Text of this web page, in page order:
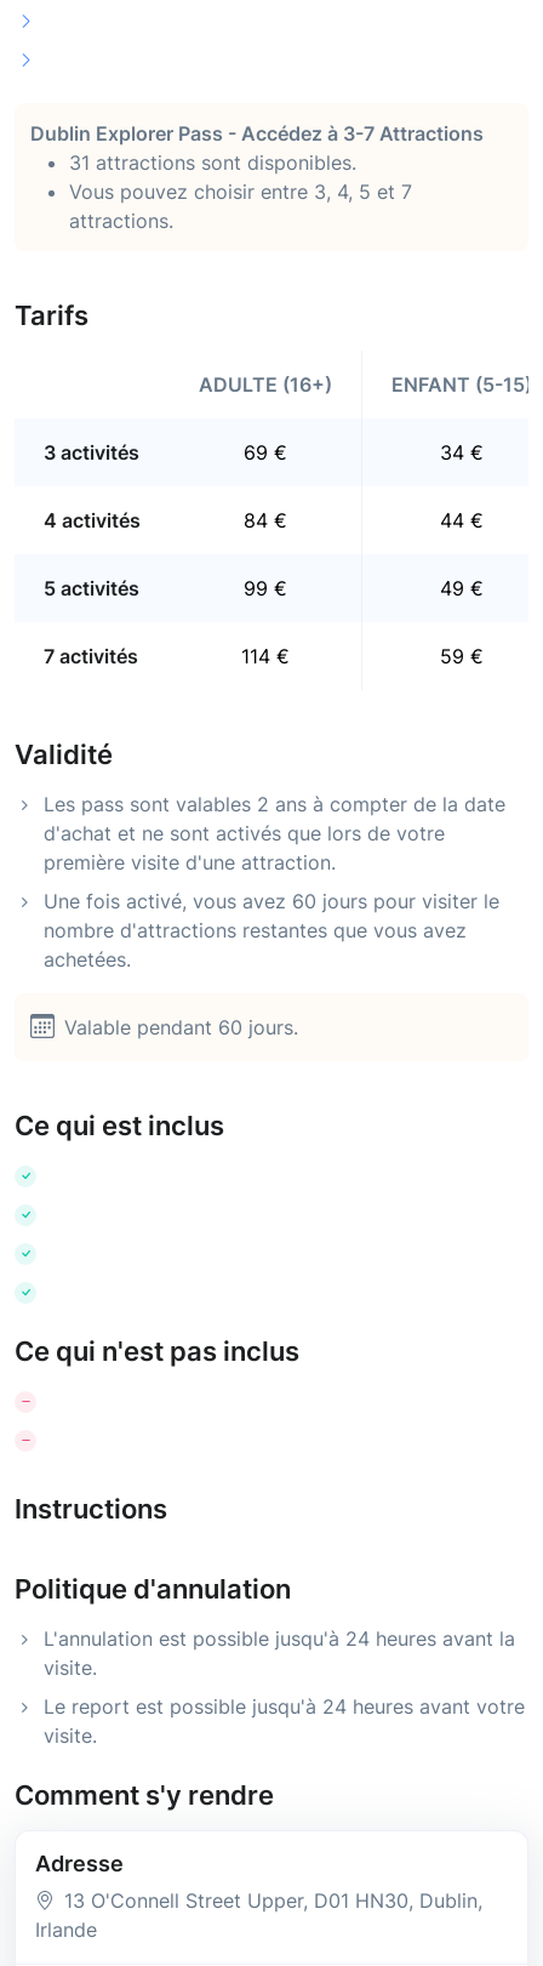
Dublin Explorer Pass - Accédez à 3-7 Attractions
31 attractions sont disponibles.
Vous pouvez choisir entre 3, 4, 5 et 7
attractions.
Tarifs
ADULTE (16+) ENFANT (5-15)
3 activités 69 € 34 €
4 activités 84 € 44 €
5 activités 99 € 49 €
7 activités 114 € 59 €
Validité
Les pass sont valables 2 ans à compter de la date
d'achat et ne sont activés que lors de votre
première visite d'une attraction.
Une fois activé, vous avez 60 jours pour visiter le
nombre d'attractions restantes que vous avez
achetées.
Valable pendant 60 jours.
Ce qui est inclus
Ce qui n'est pas inclus
Instructions
Politique d'annulation
L'annulation est possible jusqu'à 24 heures avant la
visite.
Le report est possible jusqu'à 24 heures avant votre
visite.
Comment s'y rendre
Adresse
13 O'Connell Street Upper, D01 HN30, Dublin,
Irlande